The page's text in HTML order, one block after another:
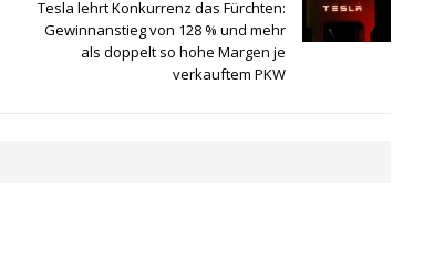
Tesla lehrt Konkurrenz das Fürchten:
Gewinnanstieg von 128 % und mehr
als doppelt so hohe Margen je
verkauftem PKW